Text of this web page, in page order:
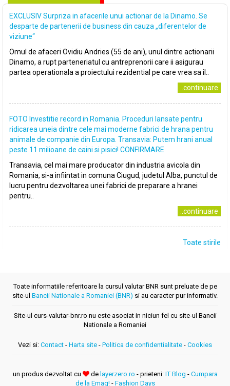
EXCLUSIV Surpriza in afacerile unui actionar de la Dinamo. Se
desparte de partenerii de business din cauza „diferentelor de
viziune“
Omul de afaceri Ovidiu Andries (55 de ani), unul dintre actionarii
Dinamo, a rupt parteneriatul cu antreprenorii care ii asigurau
partea operationala a proiectului rezidential pe care vrea sa il..
..continuare
FOTO Investitie record in Romania. Proceduri lansate pentru
ridicarea uneia dintre cele mai moderne fabrici de hrana pentru
animale de companie din Europa. Transavia: Putem hrani anual
peste 11 milioane de caini si pisici! CONFIRMARE
Transavia, cel mai mare producator din industria avicola din
Romania, si-a infiintat in comuna Ciugud, judetul Alba, punctul de
lucru pentru dezvoltarea unei fabrici de preparare a hranei
pentru..
..continuare
Toate stirile
Toate informatiile referitoare la cursul valutar BNR sunt preluate de pe
site-ul Bancii Nationale a Romaniei (BNR) si au caracter pur informativ.
Site-ul curs-valutar-bnr.ro nu este asociat in niciun fel cu site-ul Bancii
Nationale a Romaniei
Vezi si: Contact - Harta site - Politica de confidentialitate - Cookies
un produs dezvoltat cu de layerzero.ro - prieteni: IT Blog - Cumpara
de la Emag!- Fashion Days